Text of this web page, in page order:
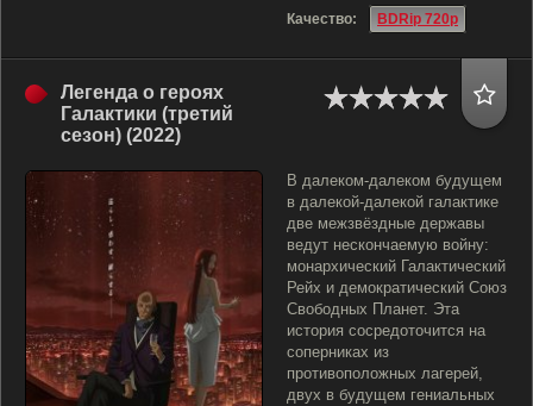
Качество:
BDRip 720p
Легенда о героях
Галактики (третий
сезон) (2022)
В далеком-далеком будущем
в далекой-далекой галактике
две межзвёздные державы
ведут нескончаемую войну:
монархический Галактический
Рейх и демократический Союз
Свободных Планет. Эта
история сосредоточится на
соперниках из
противоположных лагерей,
двух в будущем гениальных